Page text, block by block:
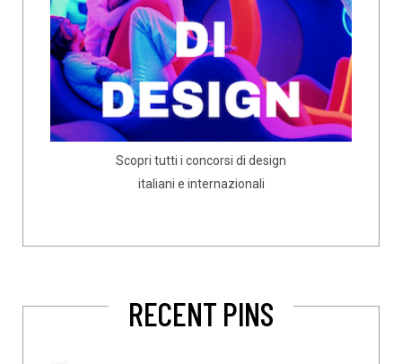
Scopri tutti i concorsi di design
italiani e internazionali
RECENT PINS